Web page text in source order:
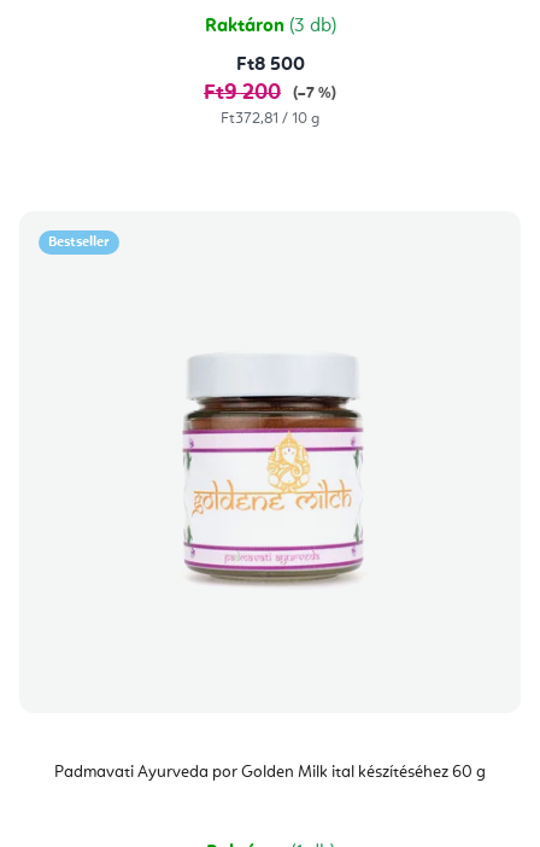
Raktáron (3 db)
Ft8 500
Ft9 200
(–7 %)
Egységár:
Ft372,81 / 10 g
Bestseller
Padmavati Ayurveda por Golden Milk ital készítéséhez 60 g